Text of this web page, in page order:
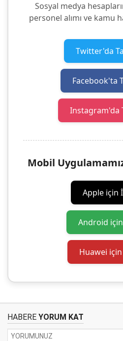
Sosyal medya
personel alımı ve kamu
Twitter'da
Facebook'ta
Instagram'da
Mobil
Apple için
Android
Huawei
HABERE YORUM KAT